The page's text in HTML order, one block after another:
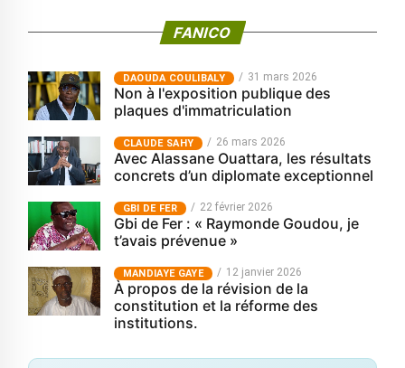
FANICO
‎DAOUDA COULIBALY 31 mars 2026
Non à l'exposition publique des
plaques d'immatriculation
CLAUDE SAHY 26 mars 2026
Avec Alassane Ouattara, les résultats
concrets d’un diplomate exceptionnel
GBI DE FER 22 février 2026
Gbi de Fer : « Raymonde Goudou, je
t’avais prévenue »
MANDIAYE GAYE 12 janvier 2026
À propos de la révision de la
constitution et la réforme des
institutions.